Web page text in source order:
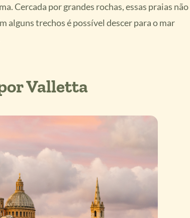
Cercada por grandes rochas, essas praias não
alguns trechos é possível descer para o mar
Valletta